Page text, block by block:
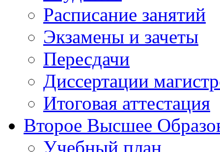
Расписание занятий
Экзамены и зачеты
Пересдачи
Диссертации
Итоговая аттестация
Второе Высшее
Учебный план